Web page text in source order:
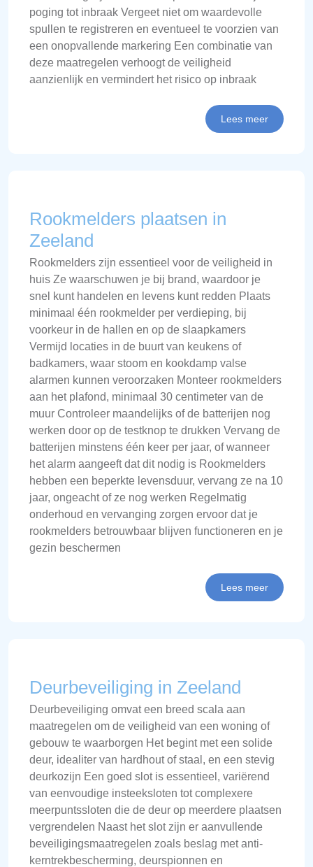
poging tot inbraak Vergeet niet om waardevolle
spullen te registreren en eventueel te voorzien van
een onopvallende markering Een combinatie van
deze maatregelen verhoogt de veiligheid
aanzienlijk en vermindert het risico op inbraak
Lees meer
Rookmelders plaatsen in
Zeeland
Rookmelders zijn essentieel voor de veiligheid in
huis Ze waarschuwen je bij brand, waardoor je
snel kunt handelen en levens kunt redden Plaats
minimaal één rookmelder per verdieping, bij
voorkeur in de hallen en op de slaapkamers
Vermijd locaties in de buurt van keukens of
badkamers, waar stoom en kookdamp valse
alarmen kunnen veroorzaken Monteer rookmelders
aan het plafond, minimaal 30 centimeter van de
muur Controleer maandelijks of de batterijen nog
werken door op de testknop te drukken Vervang de
batterijen minstens één keer per jaar, of wanneer
het alarm aangeeft dat dit nodig is Rookmelders
hebben een beperkte levensduur, vervang ze na 10
jaar, ongeacht of ze nog werken Regelmatig
onderhoud en vervanging zorgen ervoor dat je
rookmelders betrouwbaar blijven functioneren en je
gezin beschermen
Lees meer
Deurbeveiliging in Zeeland
Deurbeveiliging omvat een breed scala aan
maatregelen om de veiligheid van een woning of
gebouw te waarborgen Het begint met een solide
deur, idealiter van hardhout of staal, en een stevig
deurkozijn Een goed slot is essentieel, variërend
van eenvoudige insteeksloten tot complexere
meerpuntssloten die de deur op meerdere plaatsen
vergrendelen Naast het slot zijn er aanvullende
beveiligingsmaatregelen zoals beslag met anti-
kerntrekbescherming, deurspionnen en